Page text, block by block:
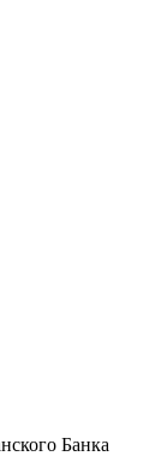
Банка